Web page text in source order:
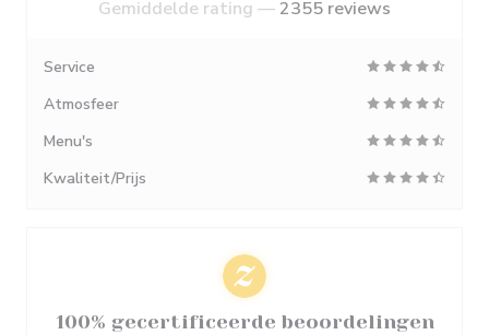
Gemiddelde rating —2355 reviews
Service
Atmosfeer
Menu's
Kwaliteit/Prijs
100% gecertificeerde beoordelingen